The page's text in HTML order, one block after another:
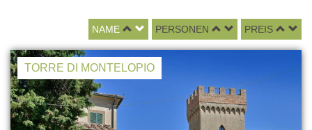
NAME PERSONEN PREIS
TORRE DI MONTELOPIO